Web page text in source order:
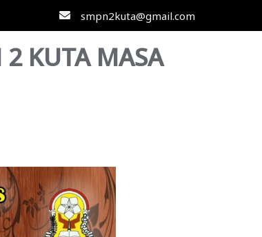
smpn2kuta@gmail.com
KUTA MASA